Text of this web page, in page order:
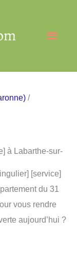
/
à Labarthe-sur-
[service]
du 31
vous rendre
aujourd’hui ?